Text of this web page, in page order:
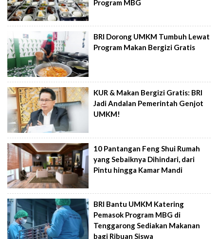
Program MBG
BRI Dorong UMKM Tumbuh Lewat
Program Makan Bergizi Gratis
KUR & Makan Bergizi Gratis: BRI
Jadi Andalan Pemerintah Genjot
UMKM!
10 Pantangan Feng Shui Rumah
yang Sebaiknya Dihindari, dari
Pintu hingga Kamar Mandi
BRI Bantu UMKM Katering
Pemasok Program MBG di
Tenggarong Sediakan Makanan
bagi Ribuan Siswa